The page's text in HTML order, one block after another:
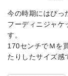
今の時期にはぴっ
フーディニジャケ
す。
170センチでＭを
たりしたサイズ感